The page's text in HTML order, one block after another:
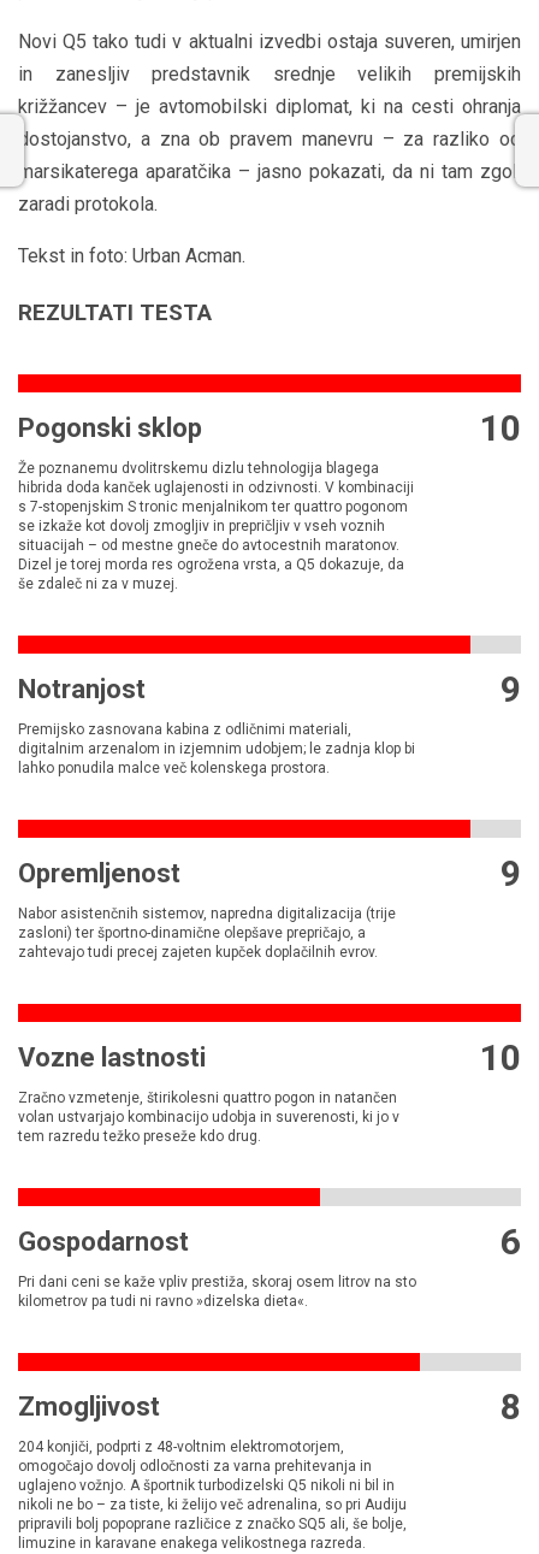
Novi Q5 tako tudi v aktualni izvedbi ostaja suveren, umirjen
in zanesljiv predstavnik srednje velikih premijskih
križžancev – je avtomobilski diplomat, ki na cesti ohranja
dostojanstvo, a zna ob pravem manevru – za razliko od
marsikaterega aparatčika – jasno pokazati, da ni tam zgolj
zaradi protokola.
Tekst in foto: Urban Acman.
REZULTATI TESTA
Pogonski sklop
Že poznanemu dvolitrskemu dizlu tehnologija blagega
hibrida doda kanček uglajenosti in odzivnosti. V kombinaciji
s 7-stopenjskim S tronic menjalnikom ter quattro pogonom
se izkaže kot dovolj zmogljiv in prepričljiv v vseh voznih
situacijah – od mestne gneče do avtocestnih maratonov.
Dizel je torej morda res ogrožena vrsta, a Q5 dokazuje, da
še zdaleč ni za v muzej.
10
Notranjost
Premijsko zasnovana kabina z odličnimi materiali,
digitalnim arzenalom in izjemnim udobjem; le zadnja klop bi
lahko ponudila malce več kolenskega prostora.
9
Opremljenost
Nabor asistenčnih sistemov, napredna digitalizacija (trije
zasloni) ter športno-dinamične olepšave prepričajo, a
zahtevajo tudi precej zajeten kupček doplačilnih evrov.
9
Vozne lastnosti
Zračno vzmetenje, štirikolesni quattro pogon in natančen
volan ustvarjajo kombinacijo udobja in suverenosti, ki jo v
tem razredu težko preseže kdo drug.
10
Gospodarnost
Pri dani ceni se kaže vpliv prestiža, skoraj osem litrov na sto
kilometrov pa tudi ni ravno »dizelska dieta«.
6
Zmogljivost
204 konjiči, podprti z 48-voltnim elektromotorjem,
omogočajo dovolj odločnosti za varna prehitevanja in
uglajeno vožnjo. A športnik turbodizelski Q5 nikoli ni bil in
nikoli ne bo – za tiste, ki želijo več adrenalina, so pri Audiju
pripravili bolj popoprane različice z značko SQ5 ali, še bolje,
limuzine in karavane enakega velikostnega razreda.
8